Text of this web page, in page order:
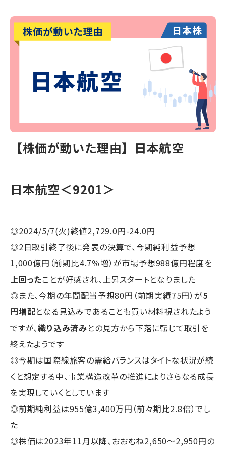
【株価が動いた理由】日本航空
日本航空＜9201＞
◎2024/5/7(火)終値2,729.0円-24.0円
◎2日取引終了後に発表の決算で、今期純利益予想
1,000億円（前期比4.7％増）が市場予想988億円程度を
上回ったことが好感され、上昇スタートとなりました
◎また、今期の年間配当予想80円（前期実績75円）が5
円増配となる見込みであることも買い材料視されたよう
ですが、織り込み済みとの見方から下落に転じて取引を
終えたようです
◎今期は国際線旅客の需給バランスはタイトな状況が続
くと想定する中、事業構造改革の推進によりさらなる成長
を実現していくとしています
◎前期純利益は955億3,400万円（前々期比2.8倍）でし
た
◎株価は2023年11月以降、おおむね2,650～2,950円の